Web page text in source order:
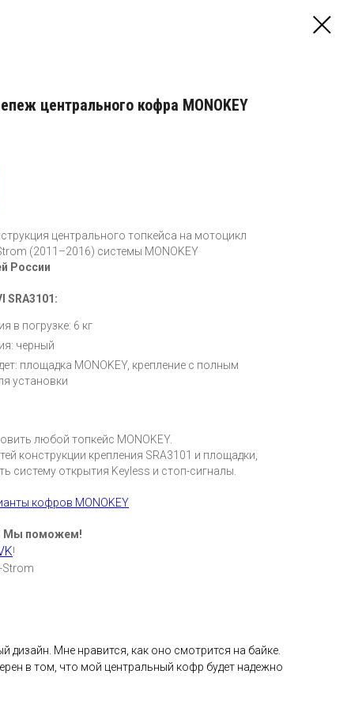
центрального кофра MONOKEY
центрального топкейса на мотоцикл
(2011–2016) системы MONOKEY
России
SRA3101:
в погрузке: 6 кг
черный
площадка MONOKEY, крепление с полным
установки
любой топкейс MONOKEY.
конструкции крепления SRA3101 и площадки,
систему открытия Keyless и стоп-сигналы.
кофров MONOKEY
Мы поможем!
!
Strom
Мне нравится, как оно смотрится на байке.
в том, что мой центральный кофр будет надежно